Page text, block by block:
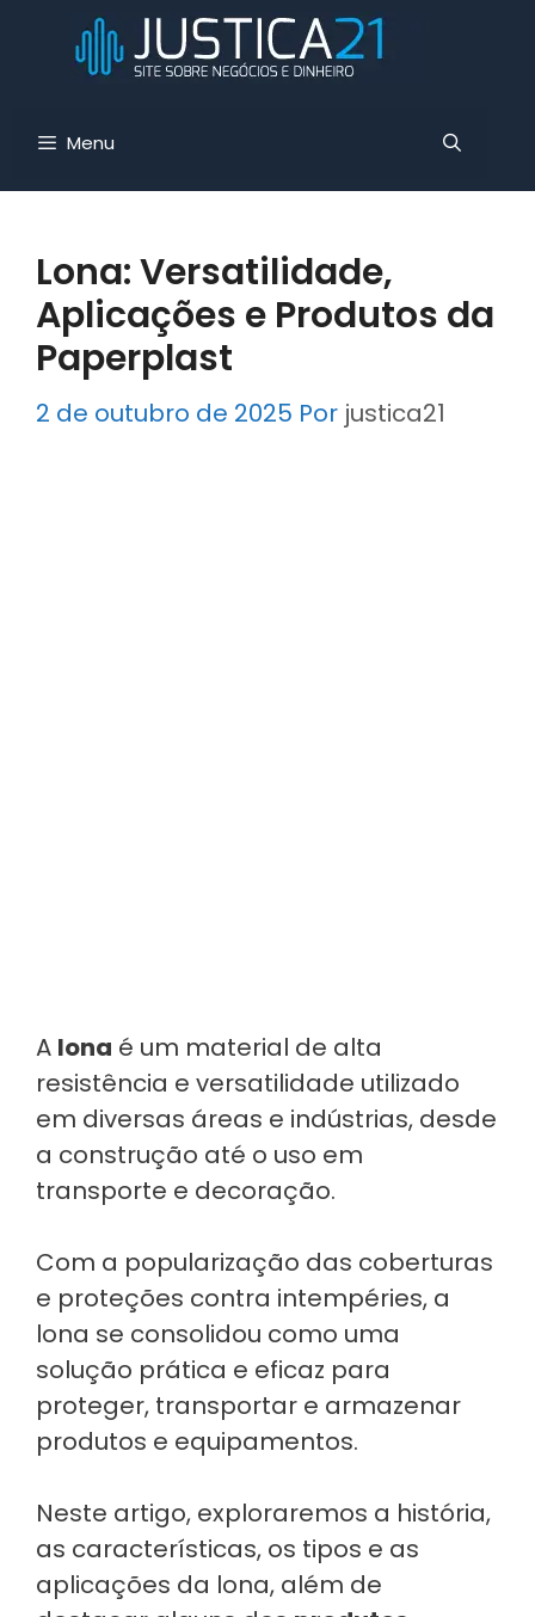
Menu
Lona: Versatilidade,
Aplicações e Produtos da
Paperplast
2 de outubro de 2025 Por justica21
A lona é um material de alta
resistência e versatilidade utilizado
em diversas áreas e indústrias, desde
a construção até o uso em
transporte e decoração.
Com a popularização das coberturas
e proteções contra intempéries, a
lona se consolidou como uma
solução prática e eficaz para
proteger, transportar e armazenar
produtos e equipamentos.
Neste artigo, exploraremos a história,
as características, os tipos e as
aplicações da lona, além de